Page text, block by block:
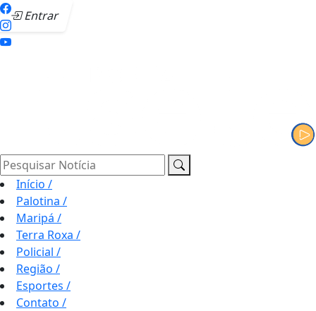
Entrar
Pesquisar Notícia
Início /
Palotina /
Maripá /
Terra Roxa /
Policial /
Região /
Esportes /
Contato /